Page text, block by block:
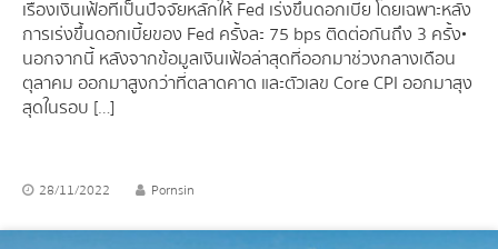
เรื่องเงินเฟ้อที่เป็นปัจจัยหลักให้ Fed เร่งขึ้นดอกเบี้ย โดยเฉพาะหลัง
การเร่งขึ้นดอกเบี้ยของ Fed ครั้งละ 75 bps ติดต่อกันถึง 3 ครั้ง•
นอกจากนี้ หลังจากข้อมูลเงินเฟ้อล่าสุดที่ออกมาช่วงกลางเดือน
ตุลาคม ออกมาสูงกว่าที่ตลาดคาด และตัวเลข Core CPI ออกมาสุง
สุดในรอบ […]
28/11/2022 Pornsin